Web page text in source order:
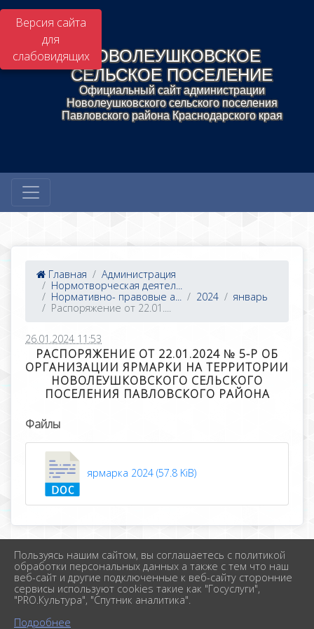
Версия сайта
для
слабовидящихНОВОЛЕУШКОВСКОЕ
СЕЛЬСКОЕ ПОСЕЛЕНИЕ
Официальный сайт администрации
Новолеушковского сельского поселения
Павловского района Краснодарского края
Главная
Администрация
Нормотворческая деятел...
Нормативно- правовые а...
2024
январь
Распоряжение от 22.01....
26.01.2024 11:53
РАСПОРЯЖЕНИЕ ОТ 22.01.2024 № 5-Р ОБ
ОРГАНИЗАЦИИ ЯРМАРКИ НА ТЕРРИТОРИИ
НОВОЛЕУШКОВСКОГО СЕЛЬСКОГО
ПОСЕЛЕНИЯ ПАВЛОВСКОГО РАЙОНА
Файлы
ярмарка 2024 (57.8 KiB)
2026 г. новолеушковское.рф
Вход
Карта сайта
Политика обработки персональных данных
Пользуясь нашим сайтом, вы соглашаетесь с политикой
обработки персональных данных а также с тем что наш
веб-сайт и другие подключенные к веб-сайту сторонние
сервисы используют cookies такие как "Госуслуги",
"PRO.Культура", "Спутник аналитика".
Подробнее